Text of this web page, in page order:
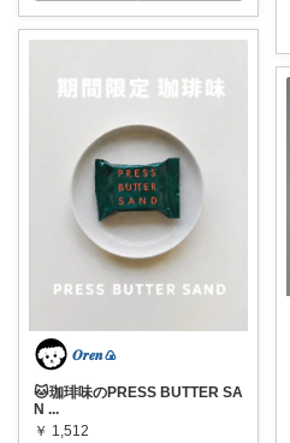
𝑶𝒓𝒆𝒏🍙
🐱珈琲味のPRESS BUTTER SA
N ...
￥ 1,512